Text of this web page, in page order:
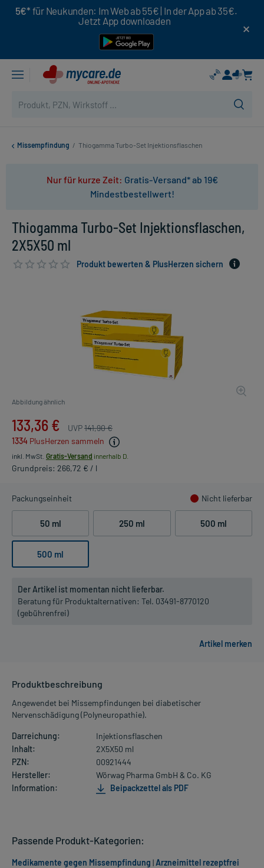
5€* für Neukunden: Im Web ab 55€ | In der App ab 35€.
Jetzt App downloaden
Missempfindung / Thiogamma Turbo-Set Injektionsflaschen
Nur für kurze Zeit: Gratis-Versand* ab 19€
Mindestbestellwert!
Thiogamma Turbo-Set Injektionsflaschen,
2X5X50 ml
Produkt bewerten & PlusHerzen sichern
Abbildung ähnlich
133,36 € UVP141,90 €
1334 PlusHerzen sammeln
inkl. MwSt. Gratis-Versand innerhalb D.
Grundpreis: 266,72 € / l
Packungseinheit Nicht lieferbar
50 ml 250 ml 500 ml
500 ml
Der Artikel ist momentan nicht lieferbar.
Beratung für Produktalternativen: Tel. 03491-8770120
(gebührenfrei)
Produktbeschreibung
Angewendet bei Missempfindungen bei diabetischer
Nervenschädigung (Polyneuropathie).
Darreichung:
Injektionsflaschen
Inhalt:
2X5X50 ml
PZN:
00921444
Hersteller:
Wörwag Pharma GmbH & Co. KG
Information:
Beipackzettel als PDF
Passende Produkt-Kategorien:
Medikamente gegen Missempfindung |Arzneimittel rezeptfrei